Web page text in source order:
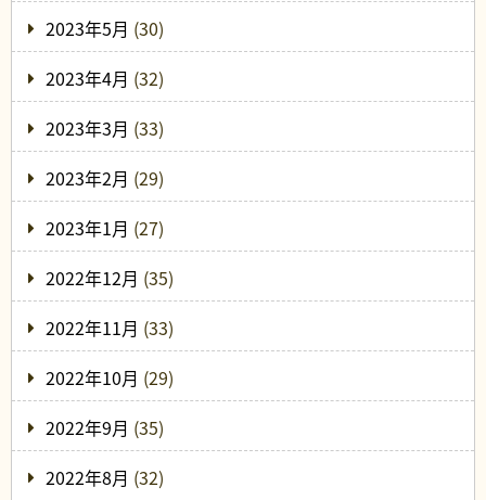
2023年5月 (30)
2023年4月 (32)
2023年3月 (33)
2023年2月 (29)
2023年1月 (27)
2022年12月 (35)
2022年11月 (33)
2022年10月 (29)
2022年9月 (35)
2022年8月 (32)